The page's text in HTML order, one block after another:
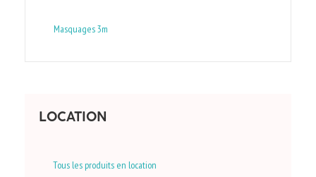
Masquages 3m
LOCATION
Tous les produits en location